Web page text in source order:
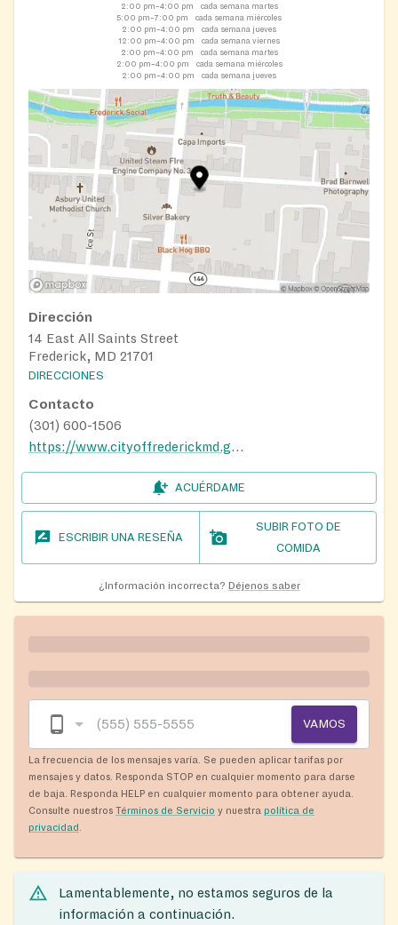
2:00 pm–4:00 pm
cada semana martes
5:00 pm–7:00 pm
cada semana miércoles
2:00 pm–4:00 pm
cada semana jueves
12:00 pm–4:00 pm
cada semana viernes
2:00 pm–4:00 pm
cada semana martes
2:00 pm–4:00 pm
cada semana miércoles
2:00 pm–4:00 pm
cada semana jueves
Dirección
14 East All Saints Street
Frederick, MD 21701
DIRECCIONES
Contacto
(301) 600-1506
https://www.cityoffrederickmd.gov/462/Food-Bank-Program
ACUÉRDAME
ESCRIBIR UNA RESEÑA
SUBIR FOTO DE
COMIDA
¿Información incorrecta? Déjenos saber
VAMOS
La frecuencia de los mensajes varía. Se pueden aplicar tarifas por
mensajes y datos. Responda STOP en cualquier momento para darse
de baja. Responda HELP en cualquier momento para obtener ayuda.
Consulte nuestros Términos de Servicio y nuestra política de
privacidad
Lamentablemente, no estamos seguros de la
información a continuación.